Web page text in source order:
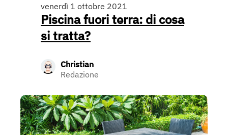
venerdì 1 ottobre 2021
Piscina fuori terra: di cosa
si tratta?
Christian
Redazione